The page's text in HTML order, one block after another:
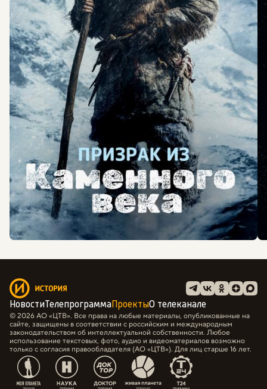
НовостиТелепрограммаПроектыО телеканале
© 2026 АО «ЦТВ». Все права на любые материалы, опубликованные на
сайте, защищены в соответствии с российским и международным
законодательством об интеллектуальной собственности. Любое
использование текстовых, фото, аудио и видеоматериалов возможно
только с согласия правообладателя (АО «ЦТВ»). Для лиц старше 16 лет.